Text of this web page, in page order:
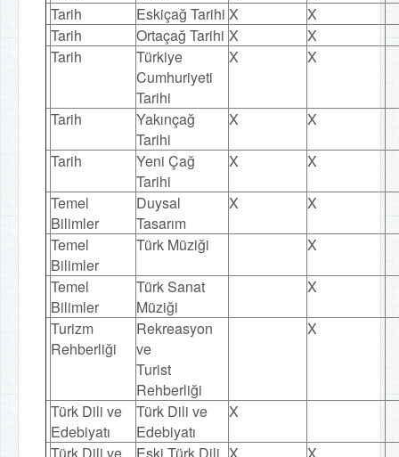
Tarih
Eskiçağ Tarihi X
X
Tarih
Ortaçağ Tarihi X
X
Tarih
Türkiye
Cumhuriyeti
Tarihi
X X
Tarih
Yakınçağ
Tarihi
X X
Tarih
Yeni Çağ
Tarihi
X X
Temel
Bilimler
Duysal
Tasarım
X X
Temel
Bilimler
Türk Müziği X
Temel
Bilimler
Türk Sanat
Müziği
X
Turizm
Rehberliği
Rekreasyon
ve
Turist
Rehberliği
X
Türk Dili ve
Edebiyatı
Türk Dili ve
Edebiyatı
X